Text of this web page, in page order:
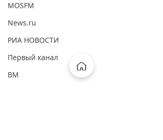
MOSFM
News.ru
РИА НОВОСТИ
Первый канал
ВМ